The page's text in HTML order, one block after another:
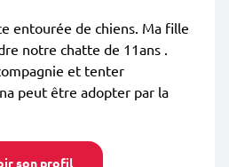
entourée de chiens. Ma fille
notre chatte de 11ans .
et tenter
peut être adopter par la
son profil